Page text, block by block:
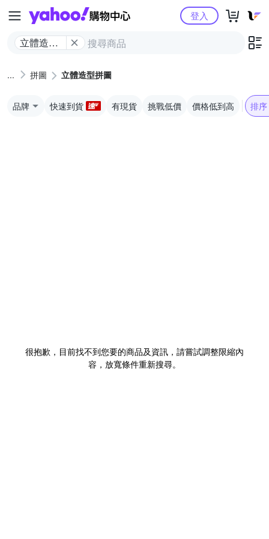
Yahoo購物中心
立體造型
登入
拼圖 立體造型拼圖
品牌 快速到貨 有現貨 挑戰低價 價格低到高 排序
很抱歉，目前找不到您要的商品及資訊，請嘗試調整限縮內
容，放寬條件重新搜尋。